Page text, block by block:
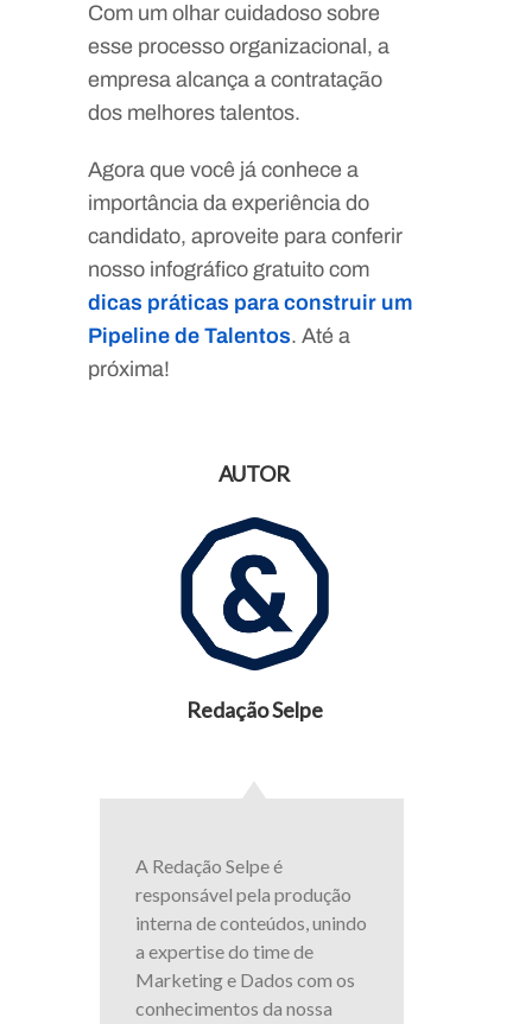
Com um olhar cuidadoso sobre
esse processo organizacional, a
empresa alcança a contratação
dos melhores talentos.
Agora que você já conhece a
importância da experiência do
candidato, aproveite para conferir
nosso infográfico gratuito com
dicas práticas para construir um
Pipeline de Talentos. Até a
próxima!
AUTOR
Redação Selpe
A Redação Selpe é
responsável pela produção
interna de conteúdos, unindo
a expertise do time de
Marketing e Dados com os
conhecimentos da nossa